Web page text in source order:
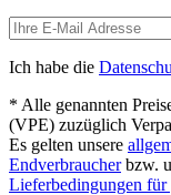
Ich habe die
* Alle genannten
(VPE) zuzüglich
Es gelten unsere
Endverbraucherbzw.
Lieferbedingungen